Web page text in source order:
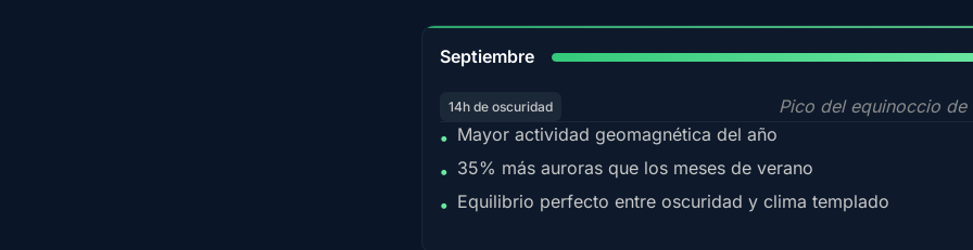
Septiembre
14h de oscuridad
Pico del equinoccio de
• Mayor actividad geomagnética del año
• 35% más auroras que los meses de verano
• Equilibrio perfecto entre oscuridad y clima templado